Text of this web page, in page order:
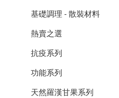
基礎調理 - 散裝材料
熱賣之選
抗疫系列
功能系列
天然羅漢甘果系列